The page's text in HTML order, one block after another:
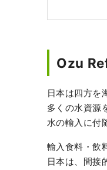
Ozu
日本は四方を
多くの水資源
水の輸入に付
輸入食料・飲
日本は、間接